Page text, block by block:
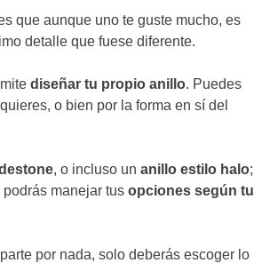
que aunque uno te guste mucho, es
detalle que fuese diferente.
diseñar tu propio anillo. Puedes
o bien por la forma en sí del
, o incluso un anillo estilo halo;
manejar tus opciones según tu
por nada, solo deberás escoger lo